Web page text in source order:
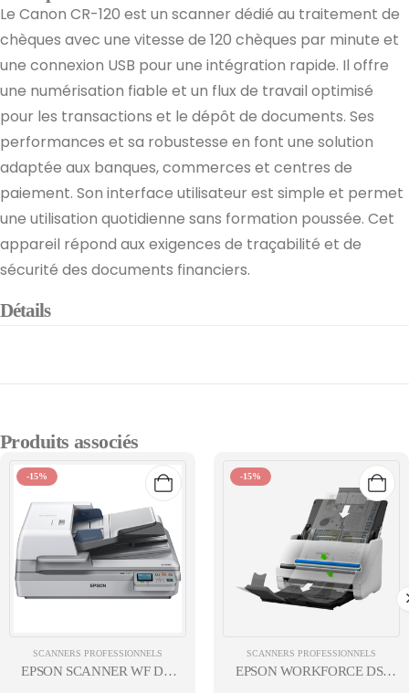
Le Canon CR-120 est un scanner dédié au traitement de
chèques avec une vitesse de 120 chèques par minute et
une connexion USB pour une intégration rapide. Il offre
une numérisation fiable et un flux de travail optimisé
pour les transactions et le dépôt de documents. Ses
performances et sa robustesse en font une solution
adaptée aux banques, commerces et centres de
paiement. Son interface utilisateur est simple et permet
une utilisation quotidienne sans formation poussée. Cet
appareil répond aux exigences de traçabilité et de
sécurité des documents financiers.
Détails
Produits associés
-15%
SCANNERS PROFESSIONNELS
EPSON SCANNER WF DS-
-15%
SCANNERS PROFESSIONNELS
EPSON WORKFORCE DS-